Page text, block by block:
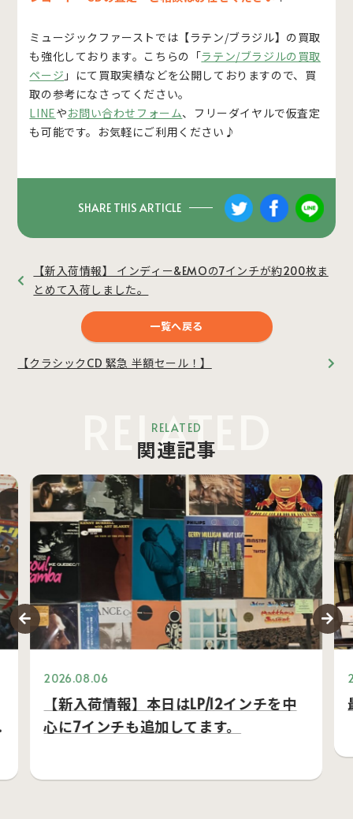
ミュージックファーストでは 【ラテン/ブラジル】 の買取
も強化しております。こちらの「ラテン/ブラジルの買取
ページ 」にて買取実績などを公開しておりますので、買
取の参考になさってください。
LINEやお問い合わせフォーム、フリーダイヤルで仮査定
も可能です。お気軽にご利用ください♪
SHARE THIS ARTICLE
【新入荷情報】 インディー&EMOの7インチが約200枚ま
とめて入荷しました。
一覧へ戻る
【クラシックCD 緊急 半額セール！】
RELATED
RELATED
関連記事
2026.08.06
【新入荷情報】本日はLP/12インチを中
心に7インチも追加してます。